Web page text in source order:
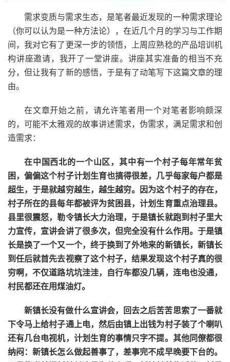
需求变质与需求生态，是笔者最近发现的一种需求理论
（你可以认为是一种方法论），在近几个月的学习与工作期
间，我对它有了更深一步的领悟，上周应熟稔的产品培训机
构讲座邀请，我开了一堂讲座。讲座其实准备的相当不充
分，但让我有了新的感悟，于是有了动笔写下这篇文章的理
由。
在文章开始之前，请允许笔者用一个对笔者影响颇深
的，可能不太雅观的故事讲述需求，伪需求，满足需求和创
造需求：
在中国西北的一个山区，其中有一个村子每年常年贫
困，偏偏这个村子计划生育也搞得很差，几乎每家每户都是
超生，于是就越穷越生，越生越穷。因为这个村子的存在，
村子所在的县每年都被评为贫困县，计划生育重点治理县。
县里很震怒，勒令镇长大力治理，于是镇长就跑到村子里大
力宣传，宣讲会讲了很多次，但完全没有什么作用。于是镇
长是换了一个又一个，终于换到了外地来的新镇长，新镇长
到任后就首先去视察了这个村子，结果发现这个村子真的很
穷啊，不仅道路坑坑洼洼，自行车都没几辆，连电也没通，
村民都还在用煤油灯。
新镇长没有做什么宣讲会，回去之后苦苦思索了一番就
下令马上给村子通上电，然后由镇上出钱为村子装了个喇叭
还有几台电视机，计划生育的事情只字不提。其他同僚都很
纳闷：新镇长怎么做起善事了，差事完不成早晚要下台的。